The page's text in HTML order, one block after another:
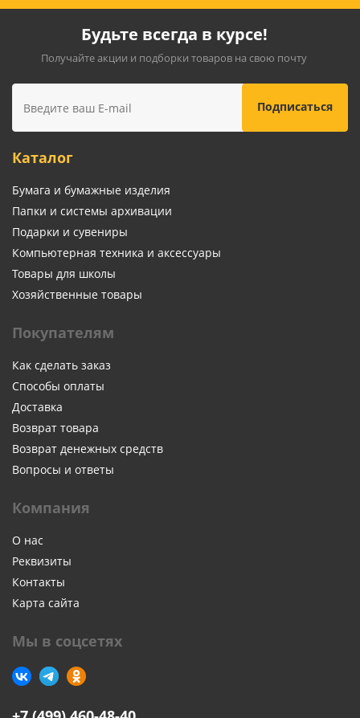
Будьте всегда в курсе!
Получайте акции и подборки товаров на свою почту
Каталог
Бумага и бумажные изделия
Папки и системы архивации
Подарки и сувениры
Компьютерная техника и аксессуары
Товары для школы
Хозяйственные товары
Покупателям
Как сделать заказ
Способы оплаты
Доставка
Возврат товара
Возврат денежных средств
Вопросы и ответы
Компания
О нас
Реквизиты
Контакты
Карта сайта
Мы в соцсетях